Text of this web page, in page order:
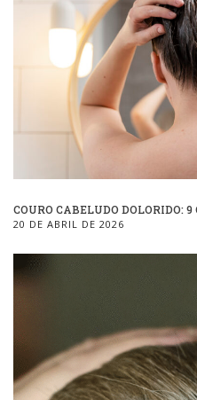
COURO CABELUDO DOLORIDO: 9
20 DE ABRIL DE 2026